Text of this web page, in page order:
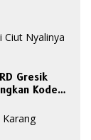
Gresik
Kode